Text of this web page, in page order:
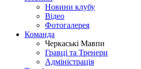
Новини клубу
Відео
Фотогалерея
Команда
Черкаські Мавпи
Гравці та Тренери
Адміністрація